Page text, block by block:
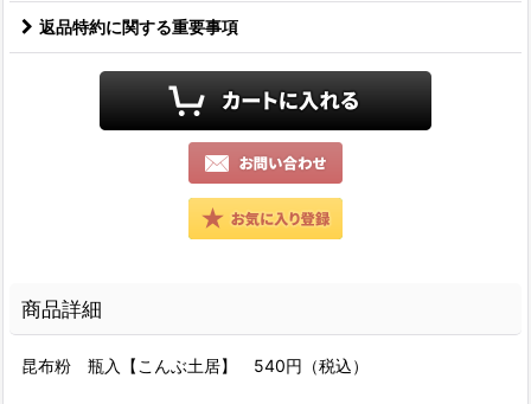
返品特約に関する重要事項
商品詳細
昆布粉 瓶入【こんぶ土居】 540円（税込）